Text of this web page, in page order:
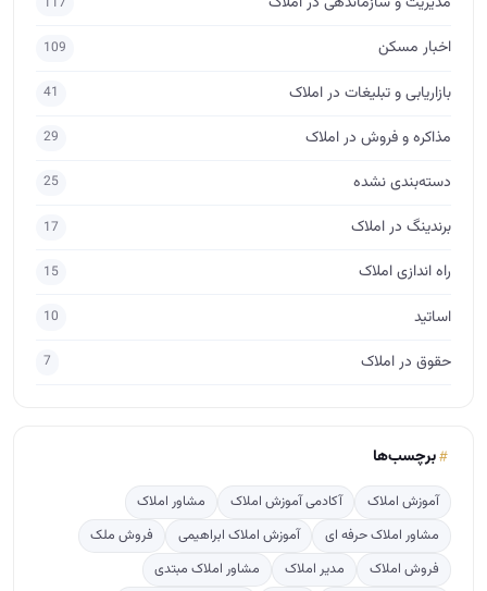
اخبار مسکن 109
بازاریابی و تبلیغات در املاک 41
مذاکره و فروش در املاک 29
دسته‌بندی نشده 25
برندینگ در املاک 17
راه اندازی املاک 15
اساتید 10
حقوق در املاک 7
برچسب‌ها
آموزش املاک آکادمی آموزش املاک
مشاور املاک
مشاور املاک حرفه ای
آموزش املاک ابراهیمی
فروش ملک
فروش املاک
مدیر املاک
مشاور املاک مبتدی